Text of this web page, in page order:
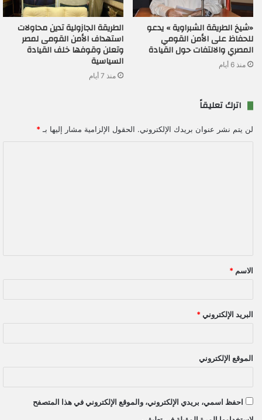
«شيخ الطريقة الشبراوية » يدعو
للحفاظ على الأمن القومي
المصري والالتفات حول القيادة
منذ 6 أيام
الطريقة الجازولية تدين محاولات
استهداف الأمن القومى لمصر
وتعلن وقوفها خلف القيادة
السياسية
منذ 7 أيام
اترك تعليقاً
لن يتم نشر عنوان بريدك الإلكتروني. الحقول الإلزامية مشار إليها بـ *
ق
*
الاسم *
البريد الإلكتروني *
الموقع الإلكتروني
احفظ اسمي، بريدي الإلكتروني، والموقع الإلكتروني في هذا المتصفح